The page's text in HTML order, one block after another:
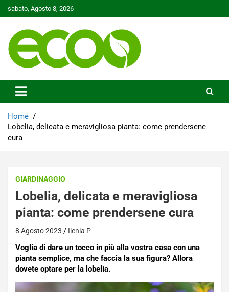
to
sabato, Agosto 8, 2026
Ecoo.it
Home
Lobelia, delicata e meravigliosa pianta: come prendersene
cura
GIARDINAGGIO
Lobelia, delicata e meravigliosa
pianta: come prendersene cura
8 Agosto 2023 Ilenia P
Voglia di dare un tocco in più alla vostra casa con una
pianta semplice, ma che faccia la sua figura? Allora
dovete optare per la lobelia.